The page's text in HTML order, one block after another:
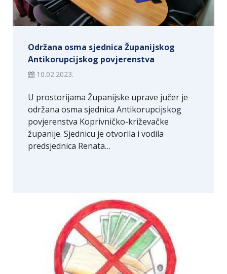
Održana osma sjednica Županijskog
Antikorupcijskog povjerenstva
10.02.2023.
U prostorijama Županijske uprave jučer je
održana osma sjednica Antikorupcijskog
povjerenstva Koprivničko-križevačke
županije. Sjednicu je otvorila i vodila
predsjednica Renata…